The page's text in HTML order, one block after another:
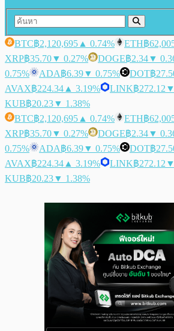
BTC฿2,120,695 ▲ 0.74% ETH฿
XRP฿35.70▼ 0.27% DOGE฿2.34▼
0.75%
ADA฿6.39▼ 0.75% DOT฿
AVAX฿224.34 ▲ 3.19% LINK฿272.12
KUB฿20.23▼ 1.38%
BTC฿2,120,695 ▲ 0.74% ETH฿
XRP฿35.70▼ 0.27% DOGE฿2.34▼
0.75%
ADA฿6.39▼ 0.75% DOT฿
AVAX฿224.34 ▲ 3.19% LINK฿272.12
KUB฿20.23▼ 1.38%